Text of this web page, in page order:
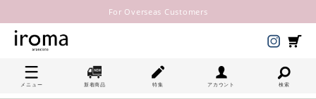
For Overseas Customers
メニュー 新着商品 特集 アカウント 検索